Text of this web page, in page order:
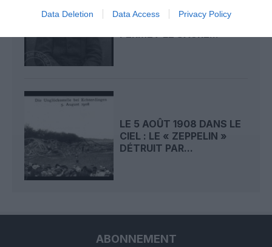
Data Deletion Data Access Privacy Policy
LE 6 AOÛT 1909 DANS LE
CIEL : ROGER SOMMER
LE 5 AOÛT 1908 DANS LE
CIEL : LE « ZEPPELIN »
DÉTRUIT PAR...
ABONNEMENT